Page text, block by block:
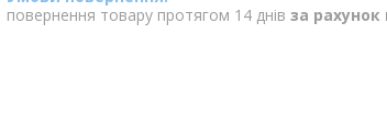
повернення товару протягом 14 днів за рахунок